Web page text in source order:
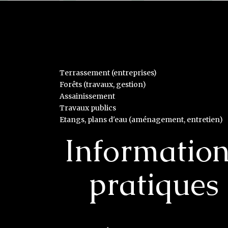
Terrassement (entreprises)
Forêts (travaux, gestion)
Assainissement
Travaux publics
Etangs, plans d'eau (aménagement, entretien)
pratiques